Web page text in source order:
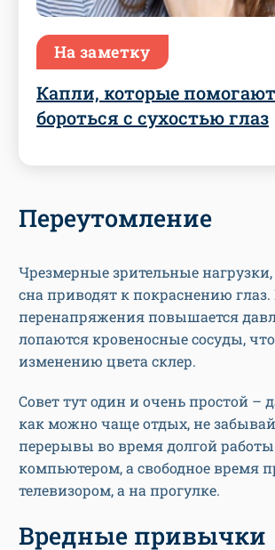
На заметку
Капли, которые помогают
бороться с сухостью глаз
Переутомление
Чрезмерные зрительные нагрузки,
сна приводят к покраснению глаз.
перенапряжения повышается
лопаются кровеносные сосуды,
изменению цвета склер.
Совет тут один и очень простой –
как можно чаще отдых, не
перерывы во время долгой работы
компьютером, а свободное время
телевизором, а на прогулке.
Вредные привычки